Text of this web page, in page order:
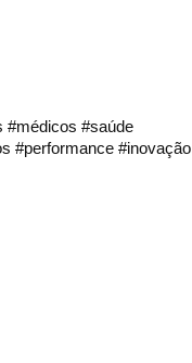
#médicos #saúde
#performance #inovação